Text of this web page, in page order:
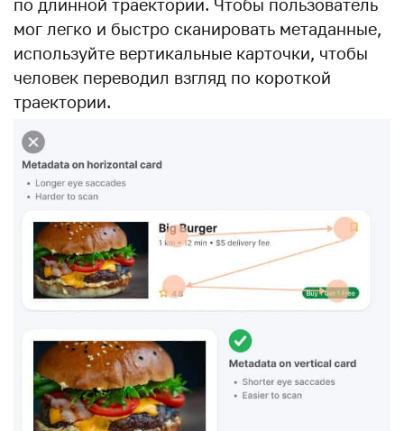
по длинной траектории. Чтобы пользователь
мог легко и быстро сканировать метаданные,
используйте вертикальные карточки, чтобы
человек переводил взгляд по короткой
траектории.